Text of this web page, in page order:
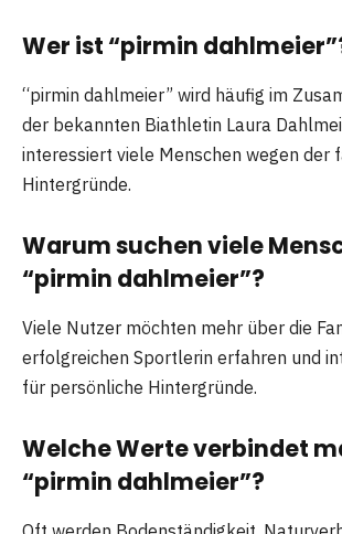
Wer ist “pirmin
“pirmin dahlmeier” wird häufig im
der bekannten Biathletin Laura
interessiert viele Menschen wegen der
Hintergründe.
Warum suchen viele
“pirmin dahlmeier”?
Viele Nutzer möchten mehr über die
erfolgreichen Sportlerin erfahren und
für persönliche Hintergründe.
Welche Werte verbindet
“pirmin dahlmeier”?